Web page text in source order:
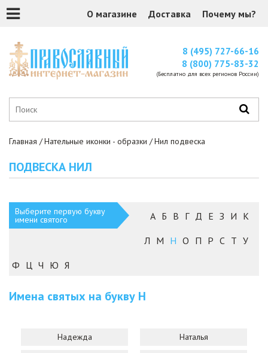
О магазине Доставка Почему мы?
8 (495) 727-66-16
8 (800) 775-83-32
(Бесплатно для всех регионов России)
Главная Нательные иконки - образки Нил подвеска
ПОДВЕСКА НИЛ
Выберите первую букву
имени святого А Б В Г Д Е З И К
Л М Н О П Р С Т У
Ф Ц Ч Ю Я
Имена святых на букву Н
Надежда
Наталья